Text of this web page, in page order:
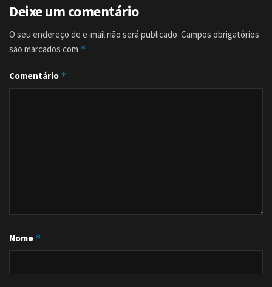
Deixe um comentário
O seu endereço de e-mail não será publicado. Campos obrigatórios
são marcados com *
Comentário *
Nome *